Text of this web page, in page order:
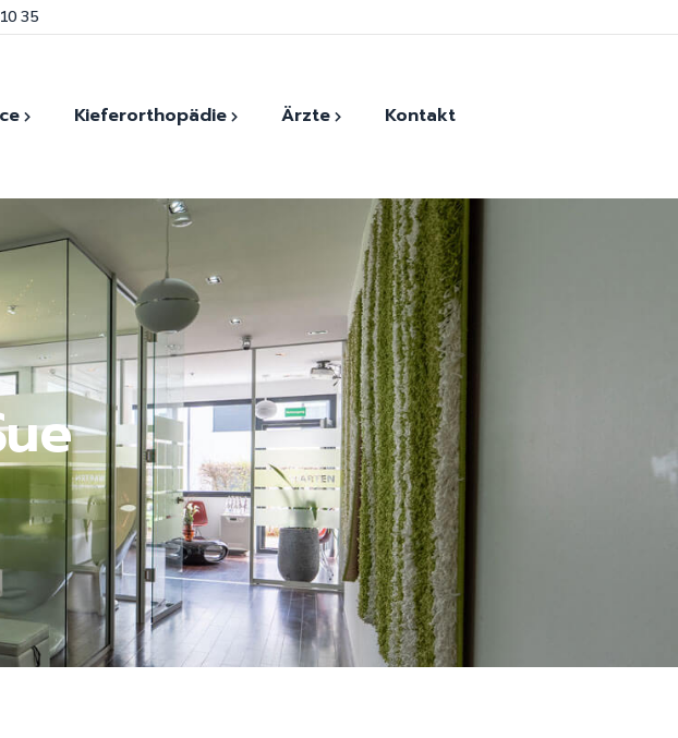
35
Feste Zähne an einem Tag
für
Zahnersatz
Lachgas
Kieferorthopädie
für Kinder
Kieferorthopädie für
Erwachsene
Invisalign Günzburg
Ärzte
Monther Harfoush
Andrada-Elena Vasile
Dr. Evangelios Kaltsounis
Dr. Georg Eckner
Kontakt